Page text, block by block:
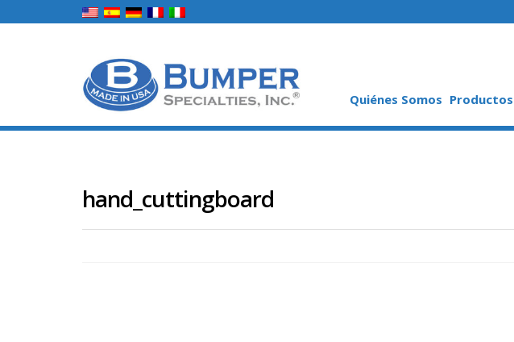
Quiénes Somos Productos
hand_cuttingboard